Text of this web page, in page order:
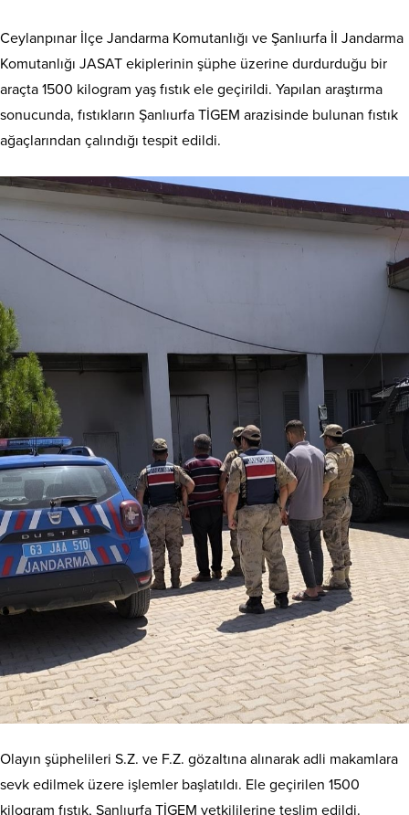
Ceylanpınar İlçe Jandarma Komutanlığı ve Şanlıurfa İl Jandarma
Komutanlığı JASAT ekiplerinin şüphe üzerine durdurduğu bir
araçta 1500 kilogram yaş fıstık ele geçirildi. Yapılan araştırma
sonucunda, fıstıkların Şanlıurfa TİGEM arazisinde bulunan fıstık
ağaçlarından çalındığı tespit edildi.
Olayın şüphelileri S.Z. ve F.Z. gözaltına alınarak adli makamlara
sevk edilmek üzere işlemler başlatıldı. Ele geçirilen 1500
kilogram fıstık, Şanlıurfa TİGEM yetkililerine teslim edildi.